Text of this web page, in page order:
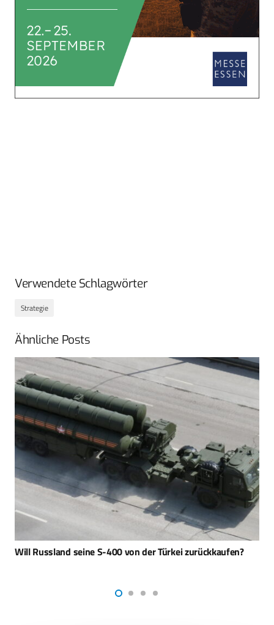
Verwendete Schlagwörter
Strategie
Ähnliche Posts
Studie: Welche Aufträge hat die chinesische